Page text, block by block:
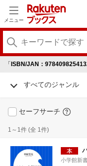
メニュー
「 ISBN/JAN：
すべてのジャンル
セーフサーチ
1～1件 (全 1件)
小学館新